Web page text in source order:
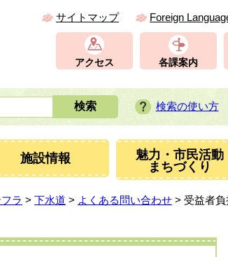
サイトマップ Foreign
アクセス 各課案内
検索の使い方
施設情報
魅力・市民活動
まちづくり
ラ > 下水道 > よくある問い合わせ > 受益者